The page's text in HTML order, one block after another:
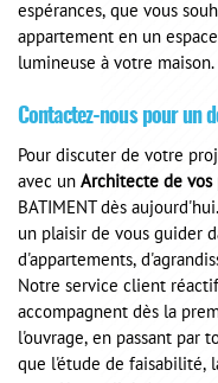
espérances, que vous
appartement en un
lumineuse à votre maison.
Contactez-nous pour un
Pour discuter de votre
avec un Architecte de
BATIMENT dès
un plaisir de vous guider
d'appartements,
Notre service client
accompagnent dès la
l'ouvrage, en passant par
que l'étude de faisabilité,